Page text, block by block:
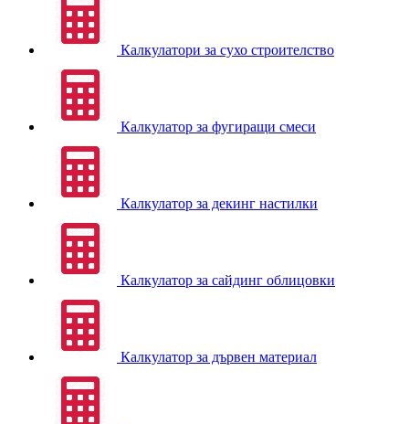
Калкулатори за сухо строителство
Калкулатор за фугиращи смеси
Калкулатор за декинг настилки
Калкулатор за сайдинг облицовки
Калкулатор за дървен материал